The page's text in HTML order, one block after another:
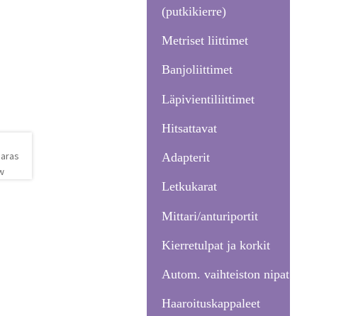
(putkikierre)
Metriset liittimet
Banjoliittimet
Läpivientiliittimet
Hitsattavat
Adapterit
Letkukarat
Mittari/anturiportit
Kierretulpat ja korkit
Autom. vaihteiston nipat
Haaroituskappaleet